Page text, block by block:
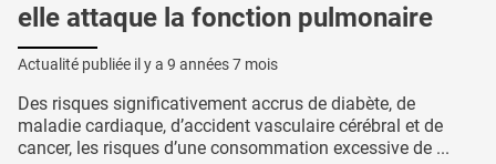
elle attaque la fonction pulmonaire
Actualité publiée il y a 9 années 7 mois
Des risques significativement accrus de diabète, de
maladie cardiaque, d’accident vasculaire cérébral et de
cancer, les risques d’une consommation excessive de ...